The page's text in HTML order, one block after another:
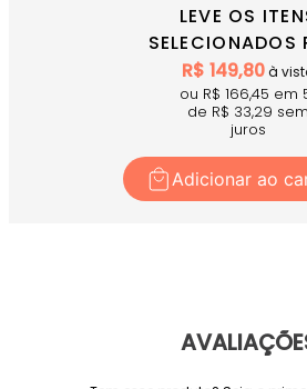
LEVE OS
SELECIONADOS
R$ 149,80à
ou R$ 166,45 em
de R$ 33,29 sem
juros
Adicionar ao